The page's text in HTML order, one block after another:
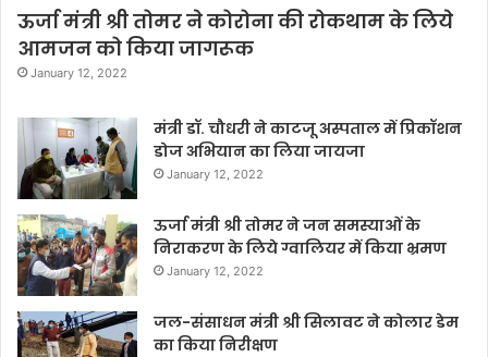
ऊर्जा मंत्री श्री तोमर ने कोरोना की रोकथाम के लिये
आमजन को किया जागरूक
January 12, 2022
मंत्री डॉ. चौधरी ने काटजू अस्पताल में प्रिकॉशन
डोज अभियान का लिया जायजा
January 12, 2022
ऊर्जा मंत्री श्री तोमर ने जन समस्याओं के
निराकरण के लिये ग्वालियर में किया भ्रमण
January 12, 2022
जल-संसाधन मंत्री श्री सिलावट ने कोलार डेम
का किया निरीक्षण